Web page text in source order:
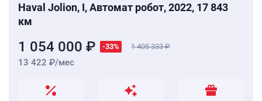
Haval Jolion, I, Автомат робот, 2022, 17 843
км
1 054 000 ₽ -33% 1 405 333
13 422 ₽/мес